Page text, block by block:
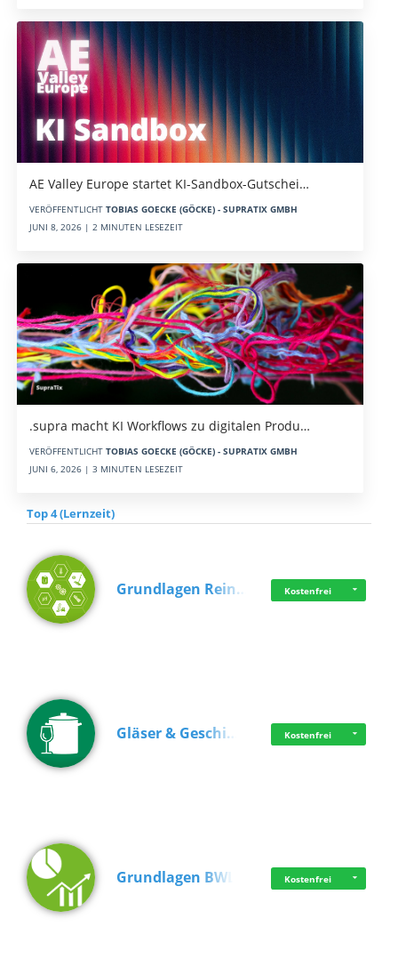
AE Valley Europe startet KI-Sandbox-Gutschei…
VERÖFFENTLICHT TOBIAS GOECKE (GÖCKE) - SUPRATIX GMBH
JUNI 8, 2026 | 2 MINUTEN LESEZEIT
.supra macht KI Workflows zu digitalen Produ…
VERÖFFENTLICHT TOBIAS GOECKE (GÖCKE) - SUPRATIX GMBH
JUNI 6, 2026 | 3 MINUTEN LESEZEIT
Top 4 (Lernzeit)
Grundlagen Rein… Kostenfrei
Gläser & Geschi… Kostenfrei
Grundlagen BWL Kostenfrei